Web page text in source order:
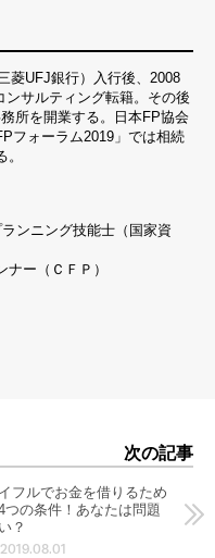
UFJ銀行）入行後、2008
サルティング転籍。その後
所を開業する。日本FP協会
フォーラム2019」では相続
ンニング技能士（国家資
ー（ＣＦＰ）
次の記事
フルでお金を借りるため
つの条件！あなたは問題
？
2019.08.01